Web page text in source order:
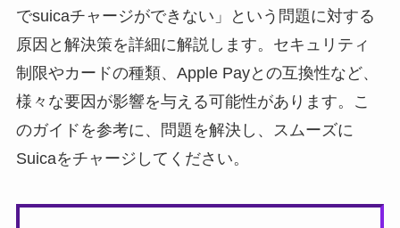
でsuicaチャージができない」という問題に対する
原因と解決策を詳細に解説します。セキュリティ
制限やカードの種類、Apple Payとの互換性など、
様々な要因が影響を与える可能性があります。こ
のガイドを参考に、問題を解決し、スムーズに
Suicaをチャージしてください。